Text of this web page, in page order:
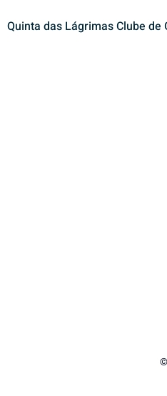
Quinta das Lágrimas Clube de